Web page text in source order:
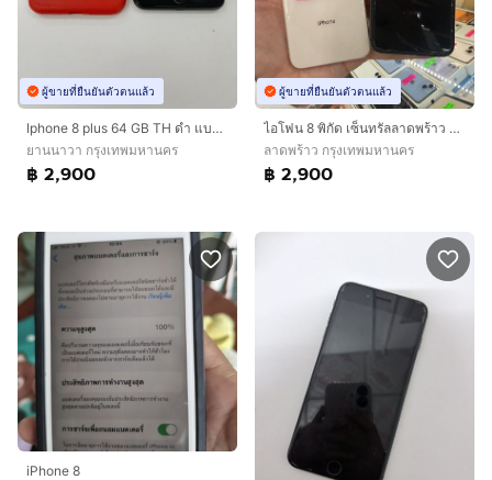
ผู้ขายที่ยืนยันตัวตนแล้ว
Iphone 8 plus 64 GB TH ดำ แบต 100 สแกนได้ ใช้งานได้ดี ราคาถูกใจ
ยานนาวา กรุงเทพมหานคร
฿ 2,900
ผู้ขายที่ยืนยันตัวตนแล้ว
ไอโฟน 8 พิกัด เซ็นทรัลลาดพร้าว ใครมองหาอยู่ สวยเดิมๆ แบตใหม่
ลาดพร้าว กรุงเทพมหานคร
฿ 2,900
iPhone 8